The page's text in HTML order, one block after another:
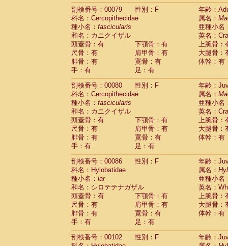
剖検番号：00079
性別：F
年齢：
科名：Cercopithecidae
属名：
種小名： fascicularis
亜種小名
和名：カニクイザル
英名：
頭蓋骨：有
下顎骨：有
上腕骨：
尺骨：有
肩甲骨：有
大腿骨：
腓骨：有
寛骨：有
体幹：有
手：有
足：有
剖検番号：00080
性別：F
年齢：
科名：Cercopithecidae
属名：
種小名： fascicularis
亜種小名
和名：カニクイザル
英名：
頭蓋骨：有
下顎骨：有
上腕骨：
尺骨：有
肩甲骨：有
大腿骨：
腓骨：有
寛骨：有
体幹：有
手：有
足：有
剖検番号：00086
性別：F
年齢：
科名：Hylobatidae
属名：
種小名： lar
亜種小名
和名：シロテテナガザル
英名：
頭蓋骨：有
下顎骨：有
上腕骨：
尺骨：有
肩甲骨：有
大腿骨：
腓骨：有
寛骨：有
体幹：有
手：有
足：有
剖検番号：00102
性別：F
年齢：